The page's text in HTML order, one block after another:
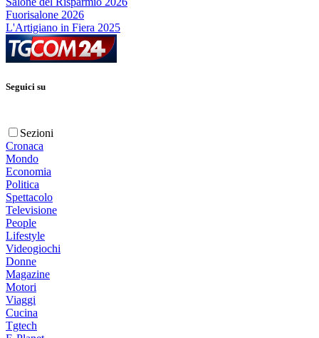
Fuorisalone 2026
L'Artigiano in Fiera 2025
Seguici su
Sezioni
Cronaca
Mondo
Economia
Politica
Spettacolo
Televisione
People
Lifestyle
Videogiochi
Donne
Magazine
Motori
Viaggi
Cucina
Tgtech